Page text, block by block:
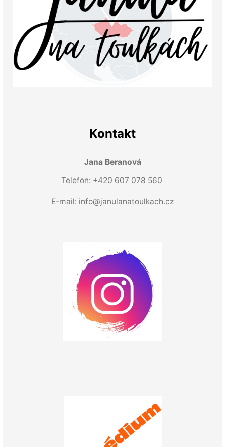
Kontakt
Jana Beranová
Telefon: +420 607 078 560
E-mail: info@janulanatoulkach.cz